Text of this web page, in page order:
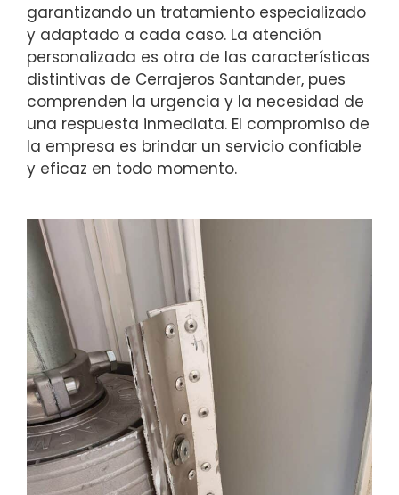
garantizando un tratamiento especializado
y adaptado a cada caso. La atención
personalizada es otra de las características
distintivas de Cerrajeros Santander, pues
comprenden la urgencia y la necesidad de
una respuesta inmediata. El compromiso de
la empresa es brindar un servicio confiable
y eficaz en todo momento.